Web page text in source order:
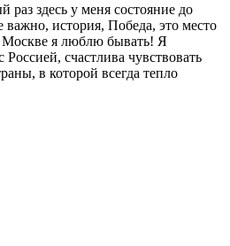
здесь у меня состояние до
история, Победа, это место
я люблю бывать! Я
счастлива чувствовать
в которой всегда тепло